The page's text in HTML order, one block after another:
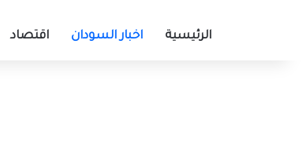
الرئيسية اخبار السودان اقتصاد